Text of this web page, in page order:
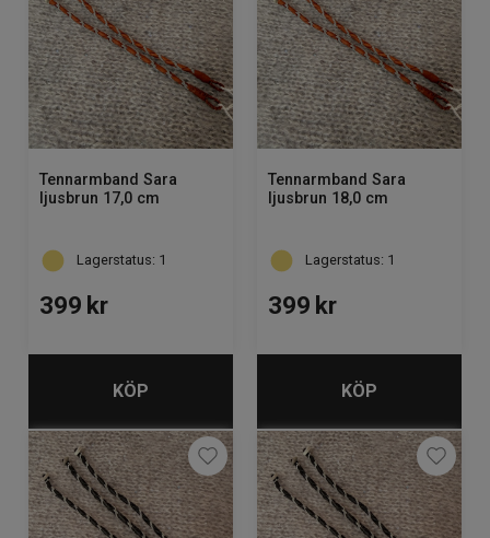
Tennarmband Sara
ljusbrun 17,0 cm
Lagerstatus: 1
399 kr
KÖP
Tennarmband Sara
ljusbrun 18,0 cm
Lagerstatus: 1
399 kr
KÖP